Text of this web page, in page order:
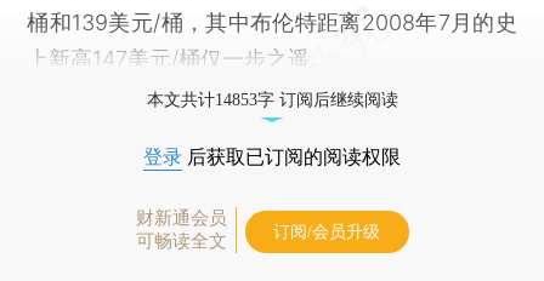
桶和139美元/桶，其中布伦特距离2008年7月的史
上新高147美元/桶仅一步之遥。
本文共计14853字 订阅后继续阅读
登录 后获取已订阅的阅读权限
财新通会员
可畅读全文
订阅/会员升级